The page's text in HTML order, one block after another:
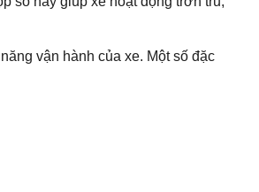
vận hành của xe. Một số đặc